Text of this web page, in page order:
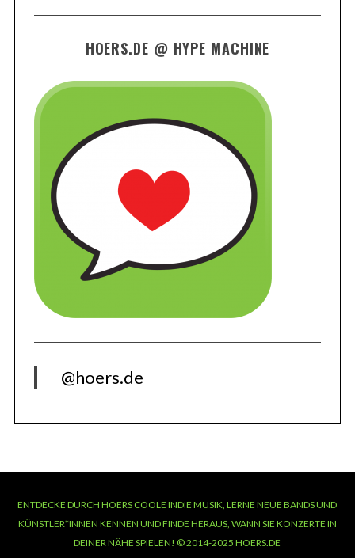
HOERS.DE @ HYPE MACHINE
@hoers.de
ENTDECKE DURCH HOERS COOLE INDIE MUSIK, LERNE NEUE BANDS UND
KÜNSTLER*INNEN KENNEN UND FINDE HERAUS, WANN SIE KONZERTE IN
DEINER NÄHE SPIELEN! © 2014-2025 HOERS.DE